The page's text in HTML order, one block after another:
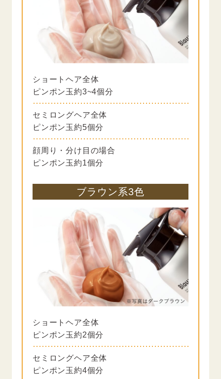
ショートヘア全体
ピンポン玉約3~4個分
セミロングヘア全体
ピンポン玉約5個分
顔周り・分け目の場合
ピンポン玉約1個分
ブラウン系3色
ショートヘア全体
ピンポン玉約2個分
セミロングヘア全体
ピンポン玉約4個分